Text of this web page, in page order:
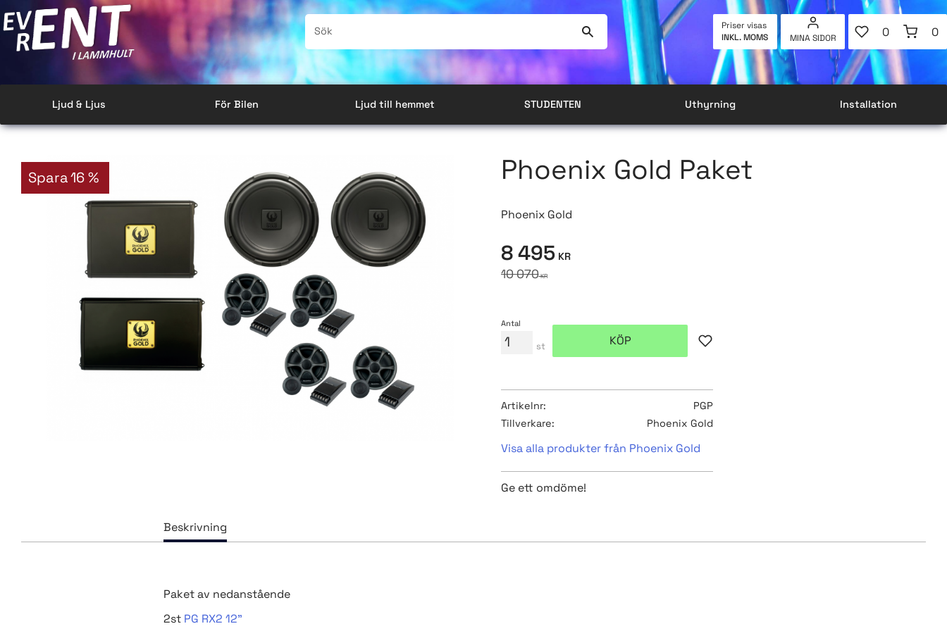
Priser visas
INKL. MOMS
MINA SIDOR
FAVORITER
ANTAL
0 0
Ljud & Ljus För Bilen Ljud till hemmet STUDENTEN Uthyrning Installation
Phoenix Gold Paket
Phoenix Gold
Spara16 %
Nedsatt pris:
8 495KR
Ordinarie pris:
10 070KR
Antal
st KÖP Lägg till i favoriter
Artikelnr
PGP
Tillverkare
Phoenix Gold
Visa alla produkter från Phoenix Gold
Ge ett omdöme!
Paket av nedanstående
2st PG RX2 12"